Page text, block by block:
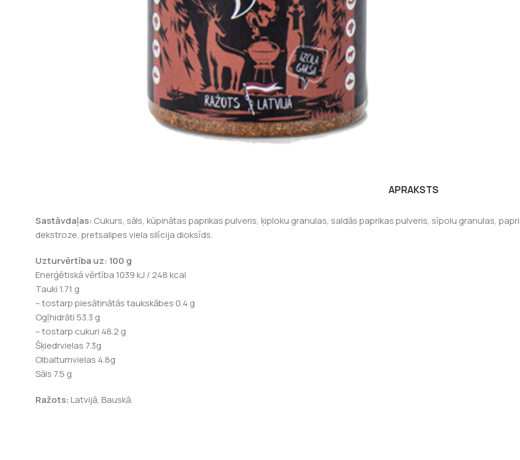
APRAKSTS
Sastāvdaļas: Cukurs, sāls, kūpinātas paprikas pulveris, ķiploku granulas, saldās paprikas pulveris, sīpolu granulas,
dekstroze, pretsalipes viela silīcija dioksīds.
Uzturvērtība uz: 100 g
Enerģētiskā vērtība 1039 kJ / 248 kcal
Tauki 1.71 g
– tostarp piesātinātās taukskābes 0.4 g
Ogļhidrāti 53.3 g
– tostarp cukuri 48.2 g
Šķiedrvielas 7.3g
Olbaltumvielas 4.8g
Sāls 7.5 g
Ražots:Latvijā, Bauskā.